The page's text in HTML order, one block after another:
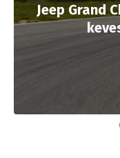
Jeep Grand